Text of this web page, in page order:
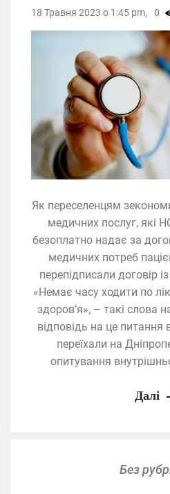
Як переселенцям
медичних послуг, які
безоплатно надає за
медичних потреб
перепідписали договір
«Немає часу ходити по
здоров’я», – такі слова
відповідь на це питання
переїхали на
опитування
18 Травня 2023 о 1:45 pm, 0
Далі
Без